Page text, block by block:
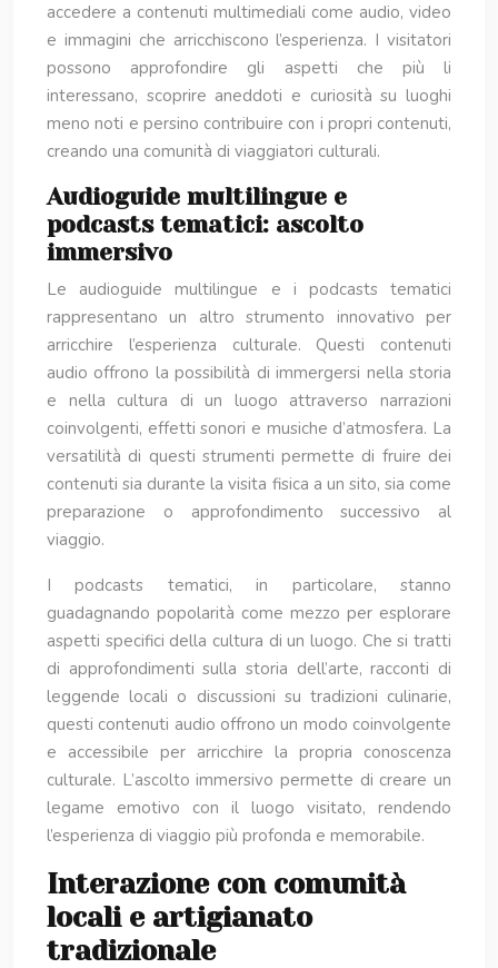
accedere a contenuti multimediali come audio, video
e immagini che arricchiscono l’esperienza. I visitatori
possono approfondire gli aspetti che più li
interessano, scoprire aneddoti e curiosità su luoghi
meno noti e persino contribuire con i propri contenuti,
creando una comunità di viaggiatori culturali.
Audioguide multilingue e
podcasts tematici: ascolto
immersivo
Le audioguide multilingue e i podcasts tematici
rappresentano un altro strumento innovativo per
arricchire l’esperienza culturale. Questi contenuti
audio offrono la possibilità di immergersi nella storia
e nella cultura di un luogo attraverso narrazioni
coinvolgenti, effetti sonori e musiche d’atmosfera. La
versatilità di questi strumenti permette di fruire dei
contenuti sia durante la visita fisica a un sito, sia come
preparazione o approfondimento successivo al
viaggio.
I podcasts tematici, in particolare, stanno
guadagnando popolarità come mezzo per esplorare
aspetti specifici della cultura di un luogo. Che si tratti
di approfondimenti sulla storia dell’arte, racconti di
leggende locali o discussioni su tradizioni culinarie,
questi contenuti audio offrono un modo coinvolgente
e accessibile per arricchire la propria conoscenza
culturale. L’ascolto immersivo permette di creare un
legame emotivo con il luogo visitato, rendendo
l’esperienza di viaggio più profonda e memorabile.
Interazione con comunità
locali e artigianato
tradizionale